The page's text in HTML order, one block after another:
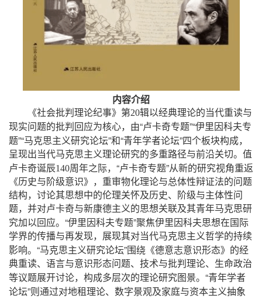
内容介绍
《社会批判理论纪事》第20辑以经典理论的当代重读与
现实问题的批判回应为核心，由“卢卡奇专题”“伊里因科夫专
题”“马克思主义研究论坛”和“青年学者论坛”四个板块构成，
呈现出当代马克思主义理论研究的多重路径与前沿关切。值
卢卡奇诞辰140周年之际， “卢卡奇专题”从新的研究视角重返
《历史与阶级意识》，重审物化理论与总体性辩证法的问题
结构，讨论其思想中的伦理关怀及历史、阶级与主体性问
题，并对卢卡奇与新康德主义的思想关联及其青年马克思研
究加以回应。 “伊里因科夫专题”聚焦伊里因科夫思想在国际
学界的传播与再发现，展现其对当代马克思主义哲学的持续
影响。 “马克思主义研究论坛”围绕《德意志意识形态》的经
典重读、语言与意识形态问题、技术与批判理论、生命政治
等议题展开讨论，构成多层次的理论研究图景。 “青年学者
论坛”则通过对地租理论、数字景观及家庭与资本主义抽象